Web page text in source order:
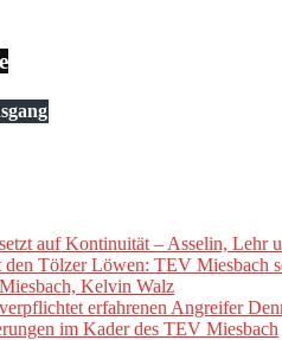
auf Kontinuität – Asselin, Lehr
Tölzer Löwen: TEV Miesbach
Kelvin Walz
erfahrenen Angreifer
im Kader des TEV Miesbach